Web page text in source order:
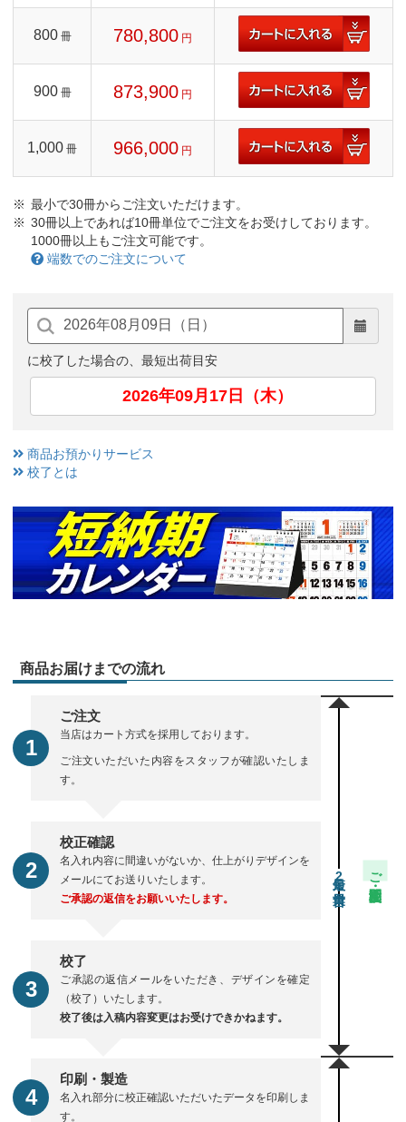
800 冊 780,800 円
900 冊 873,900 円
1,000 冊 966,000 円
最小で30冊からご注文いただけます。
30冊以上であれば10冊単位でご注文をお受けしております。
1000冊以上もご注文可能です。
端数でのご注文について
に校了した場合の、最短出荷目安
2026年09月17日（木）
商品お預かりサービス
校了とは
商品お届けまでの流れ
ご注文
当店はカート方式を採用しております。
ご注文いただいた内容をスタッフが確認いたしま
す。
校正確認
名入れ内容に間違いがないか、仕上がりデザインを
メールにてお送りいたします。
ご承認の返信をお願いいたします。
校了
ご承認の返信メールをいただき、デザインを確定
（校了）いたします。
校了後は入稿内容変更はお受けできかねます。
2 ご注文・校正期間
印刷・製造
名入れ部分に校正確認いただいたデータを印刷しま
す。